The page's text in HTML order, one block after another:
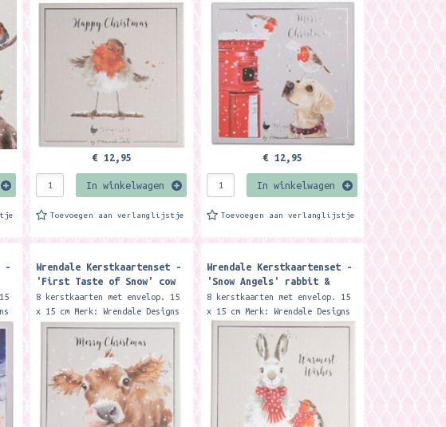
These luxury boxed cards are
beautifully illustrated by
Hannah Dale, are finished...
€ 12,95
In winkelwagen
Toevoegen aan verlanglijstje
These luxury boxed cards are
beautifully illustrated by
Hannah Dale, are finished...
€ 12,95
In winkelwagen
Toevoegen aan verlanglijstje
-
Wrendale Kerstkaartenset -
'First Taste of Snow' cow
luxury boxed Christmas
cards
8 kerstkaarten met envelop. 15
x 15 cm Merk: Wrendale Designs
These luxury boxed cards are
beautifully illustrated by
Hannah Dale, are finished...
Wrendale Kerstkaartenset -
'Snow Angels' rabbit &
robin luxury boxed
Christmas cards
8 kerstkaarten met envelop. 15
x 15 cm Merk: Wrendale Designs
These luxury boxed cards are
beautifully illustrated by
Hannah Dale, are finished...